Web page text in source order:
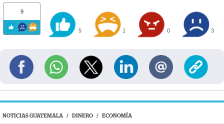
9
5 1 0 3
NOTICIAS GUATEMALA / DINERO / ECONOMÍA